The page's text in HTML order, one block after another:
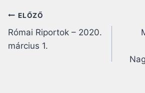
Bejegyzés
navigáció
ELŐZŐ
Római Riportok – 2020.
március 1.